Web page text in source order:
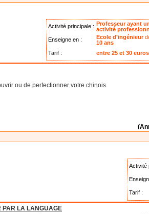
Activité principale : Professeur ayant
activité
Enseigne en :
Ecole d'ingénieur
10 ans
Tarif :
entre 25 et 30 euros
ou de perfectionner votre chinois.
Activité
Tarif :
PAR LA LANGUAGE